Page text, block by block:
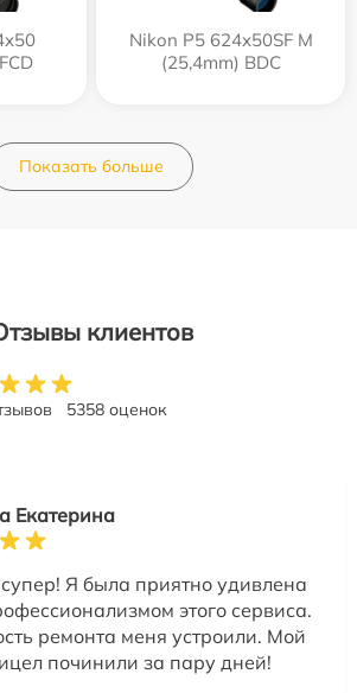
Nikon P5 624x50SF M
(25,4mm) BDC
Показать больше
клиентов
5358 оценок
Екатерина
Я была приятно удивлена
этого сервиса.
ремонта меня устроили. Мой
починили за пару дней!